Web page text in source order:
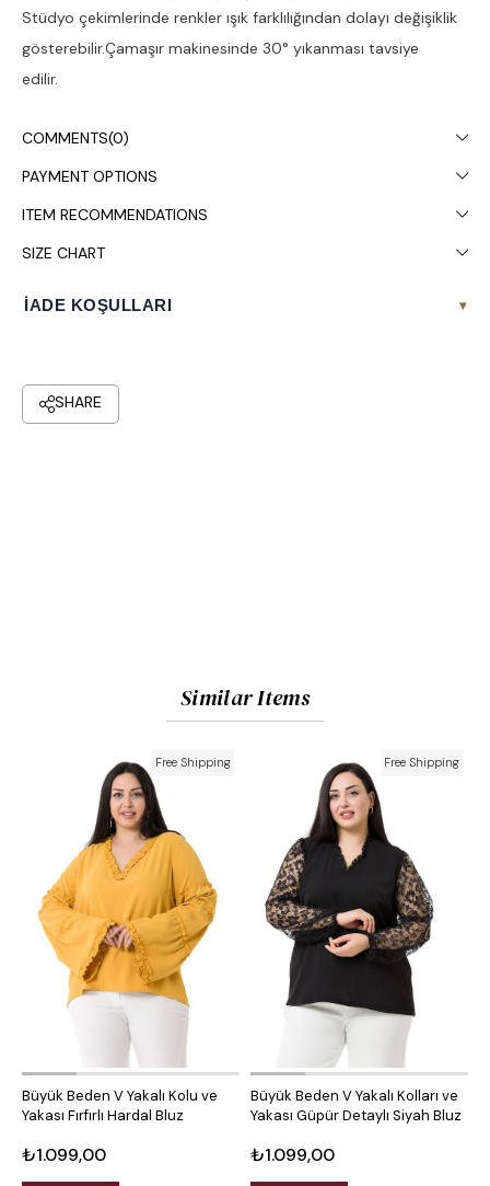
Stüdyo çekimlerinde renkler ışık farklılığından dolayı değişiklik
gösterebilir.Çamaşır makinesinde 30° yıkanması tavsiye
edilir.
COMMENTS(0)
PAYMENT OPTIONS
ITEM RECOMMENDATIONS
SIZE CHART
İADE KOŞULLARI ▾
Similar Items
Büyük Beden V Yakalı Kolu ve
Yakası Fırfırlı Hardal Bluz
₺1.099,00
Free Shipping
Büyük Beden V Yakalı Kolları ve
Yakası Güpür Detaylı Siyah Bluz
₺1.099,00
Free Shipping